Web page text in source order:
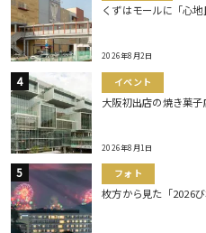
くずはモールに「心
2026年8月2日
イベント
大阪初出店の焼き菓子
2026年8月1日
フォト
枚方から見た「2026び